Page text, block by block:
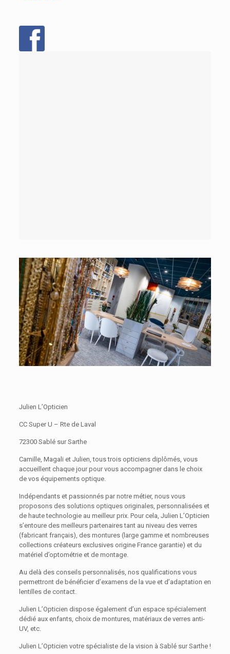
Julien L’Opticien
CC Super U – Rte de Laval
72300 Sablé sur Sarthe
Camille, Magali et Julien, tous trois opticiens diplômés, vous
accueillent chaque jour pour vous accompagner dans le choix
de vos équipements optique.
Indépendants et passionnés par notre métier, nous vous
proposons des solutions optiques originales, personnalisées et
de haute technologie au meilleur prix. Pour cela, Julien L’Opticien
s’entoure des meilleurs partenaires tant au niveau des verres
(fabricant français), des montures (large gamme et nombreuses
collections créateurs exclusives origine France garantie) et du
matériel d’optométrie et de montage.
Au delà des conseils personnalisés, nos qualifications vous
permettront de bénéficier d’examens de la vue et d’adaptation en
lentilles de contact.
Julien L’Opticien dispose également d’un espace spécialement
dédié aux enfants, choix de montures, matériaux de verres anti-
UV, etc.
Julien L’Opticien votre spécialiste de la vision à Sablé sur Sarthe !